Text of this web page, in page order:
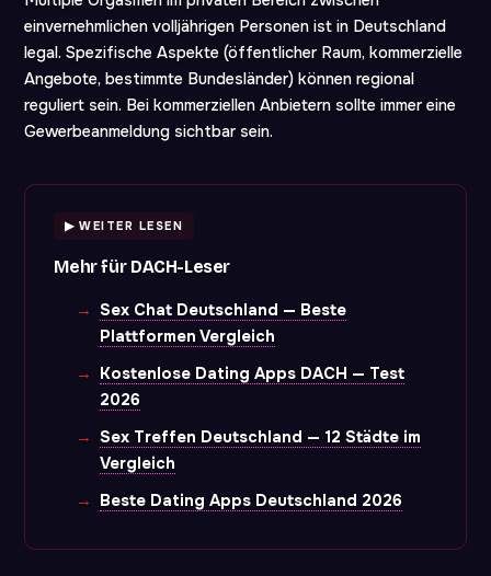
einvernehmlichen volljährigen Personen ist in Deutschland
legal. Spezifische Aspekte (öffentlicher Raum, kommerzielle
Angebote, bestimmte Bundesländer) können regional
reguliert sein. Bei kommerziellen Anbietern sollte immer eine
Gewerbeanmeldung sichtbar sein.
▶ WEITER LESEN
Mehr für DACH-Leser
Sex Chat Deutschland — Beste
Plattformen Vergleich
Kostenlose Dating Apps DACH — Test
2026
Sex Treffen Deutschland — 12 Städte im
Vergleich
Beste Dating Apps Deutschland 2026